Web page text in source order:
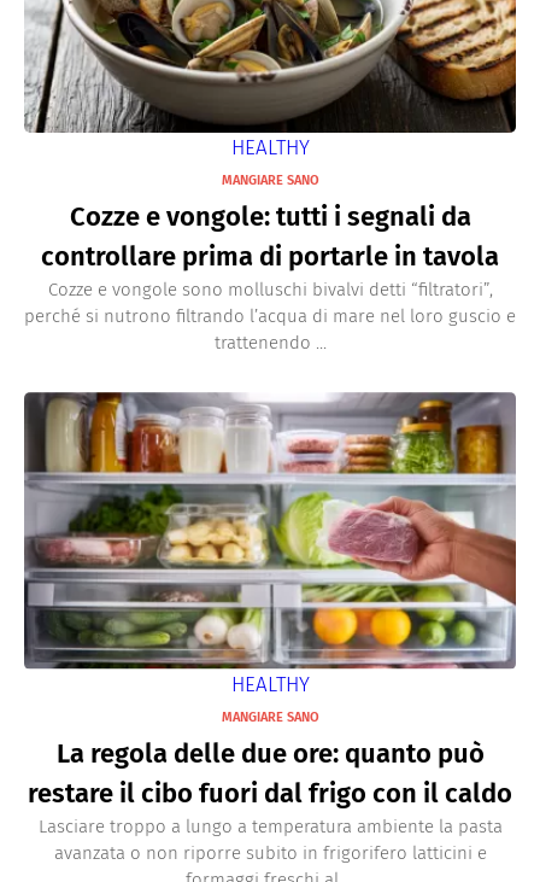
HEALTHY
MANGIARE SANO
Cozze e vongole: tutti i segnali da
controllare prima di portarle in tavola
Cozze e vongole sono molluschi bivalvi detti “filtratori”,
perché si nutrono filtrando l’acqua di mare nel loro guscio e
trattenendo ...
HEALTHY
MANGIARE SANO
La regola delle due ore: quanto può
restare il cibo fuori dal frigo con il caldo
Lasciare troppo a lungo a temperatura ambiente la pasta
avanzata o non riporre subito in frigorifero latticini e